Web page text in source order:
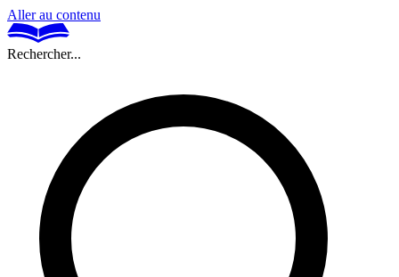
Aller au contenu
Rechercher...